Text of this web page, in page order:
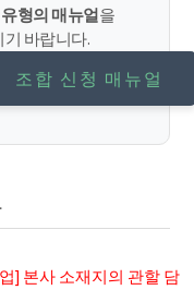
형의 매뉴얼을
바랍니다.
조합 신청 매뉴얼
] 본사 소재지의 관할 담